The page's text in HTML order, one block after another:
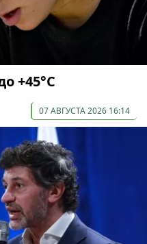
+45°С
07 АВГУСТА 2026 16:14